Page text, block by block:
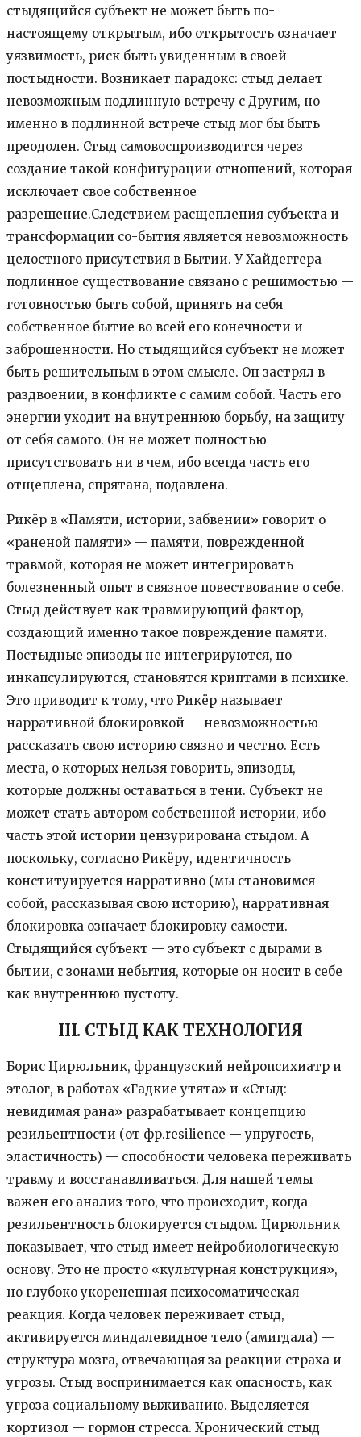
стыдящийся субъект не может быть по-
настоящему открытым, ибо открытость означает
уязвимость, риск быть увиденным в своей
постыдности. Возникает парадокс: стыд делает
невозможным подлинную встречу с Другим, но
именно в подлинной встрече стыд мог бы быть
преодолен. Стыд самовоспроизводится через
создание такой конфигурации отношений, которая
исключает свое собственное
разрешение.Следствием расщепления субъекта и
трансформации со-бытия является невозможность
целостного присутствия в Бытии. У Хайдеггера
подлинное существование связано с решимостью —
готовностью быть собой, принять на себя
собственное бытие во всей его конечности и
заброшенности. Но стыдящийся субъект не может
быть решительным в этом смысле. Он застрял в
раздвоении, в конфликте с самим собой. Часть его
энергии уходит на внутреннюю борьбу, на защиту
от себя самого. Он не может полностью
присутствовать ни в чем, ибо всегда часть его
отщеплена, спрятана, подавлена.
Рикёр в «Памяти, истории, забвении» говорит о
«раненой памяти» — памяти, поврежденной
травмой, которая не может интегрировать
болезненный опыт в связное повествование о себе.
Стыд действует как травмирующий фактор,
создающий именно такое повреждение памяти.
Постыдные эпизоды не интегрируются, но
инкапсулируются, становятся криптами в психике.
Это приводит к тому, что Рикёр называет
нарративной блокировкой — невозможностью
рассказать свою историю связно и честно. Есть
места, о которых нельзя говорить, эпизоды,
которые должны оставаться в тени. Субъект не
может стать автором собственной истории, ибо
часть этой истории цензурирована стыдом. А
поскольку, согласно Рикёру, идентичность
конституируется нарративно (мы становимся
собой, рассказывая свою историю), нарративная
блокировка означает блокировку самости.
Стыдящийся субъект — это субъект с дырами в
бытии, с зонами небытия, которые он носит в себе
как внутреннюю пустоту.
III. СТЫД КАК ТЕХНОЛОГИЯ
Борис Цирюльник, французский нейропсихиатр и
этолог, в работах «Гадкие утята» и «Стыд:
невидимая рана» разрабатывает концепцию
резильентности (от фр.resilience — упругость,
эластичность) — способности человека переживать
травму и восстанавливаться. Для нашей темы
важен его анализ того, что происходит, когда
резильентность блокируется стыдом. Цирюльник
показывает, что стыд имеет нейробиологическую
основу. Это не просто «культурная конструкция»,
но глубоко укорененная психосоматическая
реакция. Когда человек переживает стыд,
активируется миндалевидное тело (амигдала) —
структура мозга, отвечающая за реакции страха и
угрозы. Стыд воспринимается как опасность, как
угроза социальному выживанию. Выделяется
кортизол — гормон стресса. Хронический стыд